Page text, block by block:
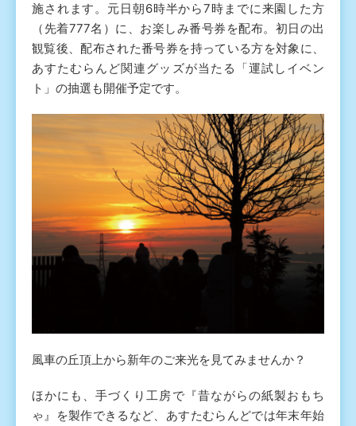
施されます。元日朝6時半から7時までに来園した方
（先着777名）に、お楽しみ番号券を配布。初日の出
観覧後、配布された番号券を持っている方を対象に、
あすたむらんど関連グッズが当たる「運試しイベン
ト」の抽選も開催予定です。
風車の丘頂上から新年のご来光を見てみませんか？
ほかにも、手づくり工房で『昔ながらの紙製おもち
ゃ』を製作できるなど、あすたむらんどでは年末年始